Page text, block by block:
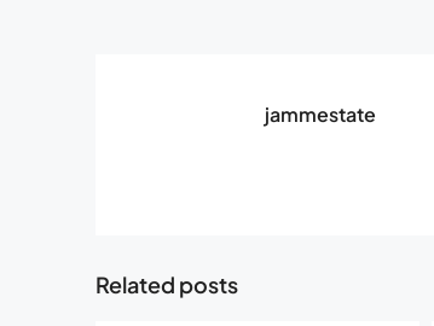
jammestate
Related posts